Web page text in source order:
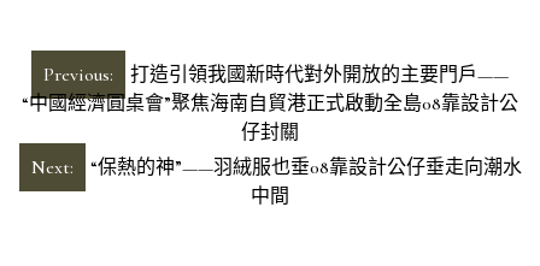
章
導
覽
Previous:
打造引領我國新時代對外開放的主要門戶——
“中國經濟圓桌會”聚焦海南自貿港正式啟動全島08靠設計公
仔封關
Next:
“保熱的神”——羽絨服也垂08靠設計公仔垂走向潮水
中間